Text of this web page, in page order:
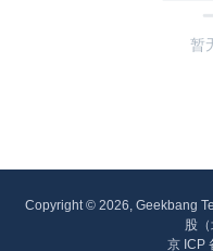
暂
Copyright © 2026, Geekbang
股
京 ICP